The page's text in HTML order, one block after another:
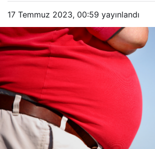
17 Temmuz 2023, 00:59 yayınlandı